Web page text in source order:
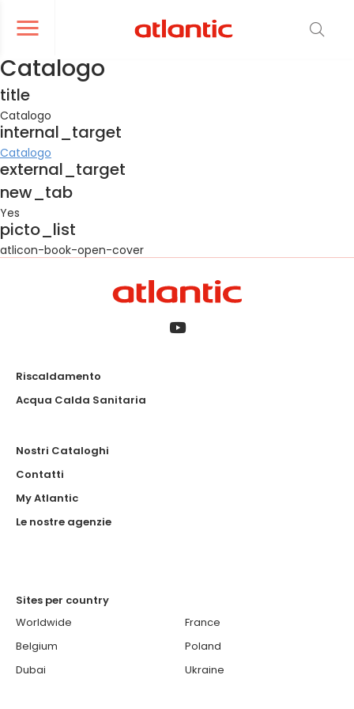
Ouvrir le menu de navigation
le menu de navigation
Catalogo
title
Catalogo
internal_target
Catalogo
external_target
new_tab
Yes
picto_list
atlicon-book-open-cover
Riscaldamento
Acqua Calda Sanitaria
Nostri Cataloghi
Contatti
My Atlantic
Le nostre agenzie
Sites per country
Worldwide
Belgium
Dubai
France
Poland
Ukraine